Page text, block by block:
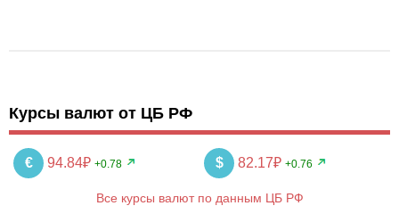
Курсы валют от ЦБ РФ
€ 94.84₽ +0.78 $ 82.17₽ +0.76
Все курсы валют по данным ЦБ РФ